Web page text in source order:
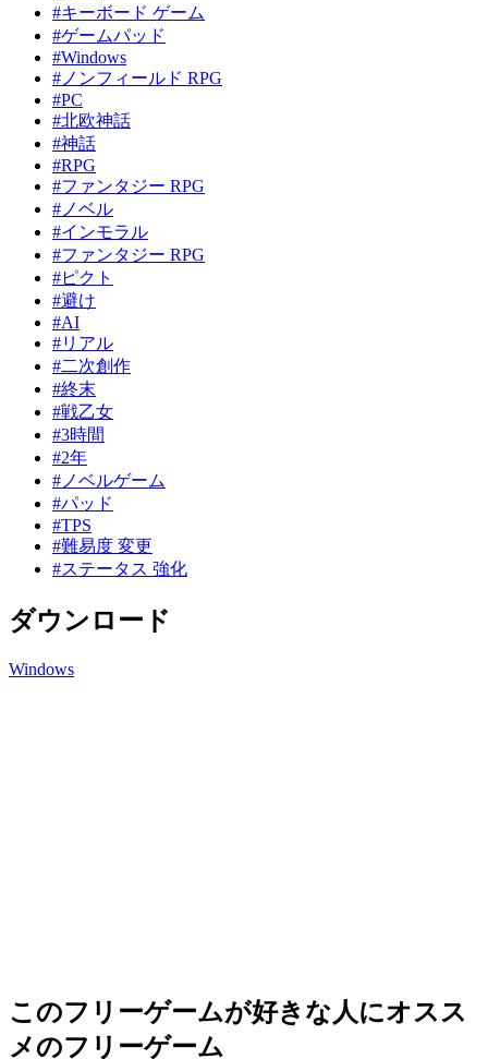
#キーボード ゲーム
#ゲームパッド
#Windows
#ノンフィールド RPG
#PC
#北欧神話
#神話
#RPG
#ファンタジー RPG
#ノベル
#インモラル
#ファンタジー RPG
#ピクト
#避け
#AI
#リアル
#二次創作
#終末
#戦乙女
#3時間
#2年
#ノベルゲーム
#パッド
#TPS
#難易度 変更
#ステータス 強化
ダウンロード
Windows
このフリーゲームが好きな人にオスス
メのフリーゲーム